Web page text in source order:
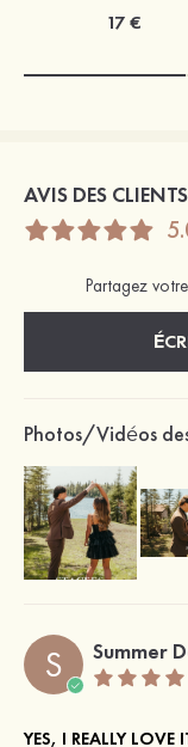
17 €
AVIS DES CLIENTS
Partagez
Photos/Vidéos
S Summer
YES, I REALLY LOVE